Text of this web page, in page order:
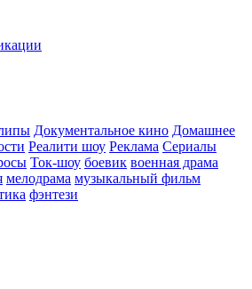
Документальное кино Домашнее
Реалити шоу Реклама Сериалы
Ток-шоу боевик военная драма
мелодрама музыкальный фильм
фэнтези